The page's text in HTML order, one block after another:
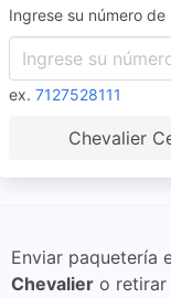
Ingrese su número
ex. 7127528111
Chevalier
Enviar paquetería
Chevalier o retirar